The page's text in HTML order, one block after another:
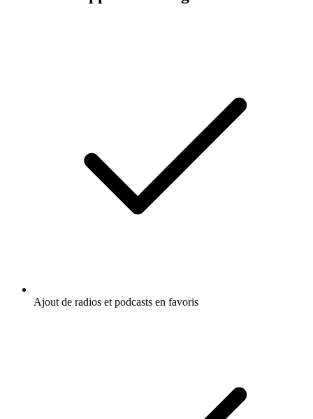
Ajout de radios et podcasts en favoris